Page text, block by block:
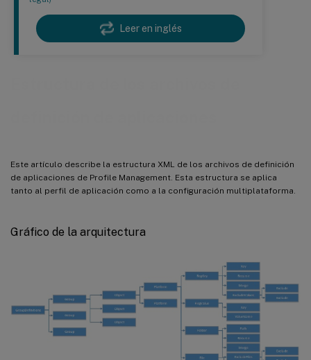
Leer en inglés
Este artículo describe la estructura XML de los archivos de definición
de aplicaciones de Profile Management. Esta estructura se aplica
tanto al perfil de aplicación como a la configuración multiplataforma.
Gráfico de la arquitectura